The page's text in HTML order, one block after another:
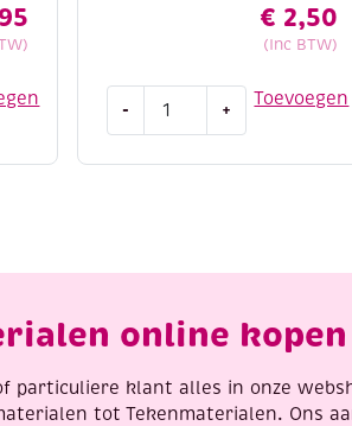
€ 2,50
(Inc BTW)
Toevoegen
-
te
aantal
+
online kopen
particuliere klant alles in onze
tot Tekenmaterialen. Ons